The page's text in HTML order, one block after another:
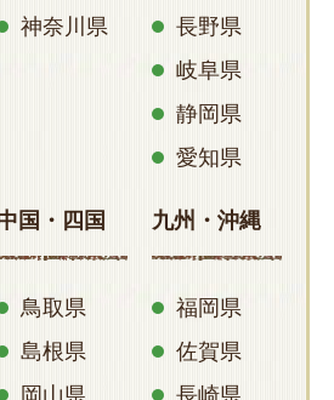
神奈川県
長野県
岐阜県
静岡県
愛知県
国・四国
鳥取県
島根県
岡山県
九州・沖縄
福岡県
佐賀県
長崎県